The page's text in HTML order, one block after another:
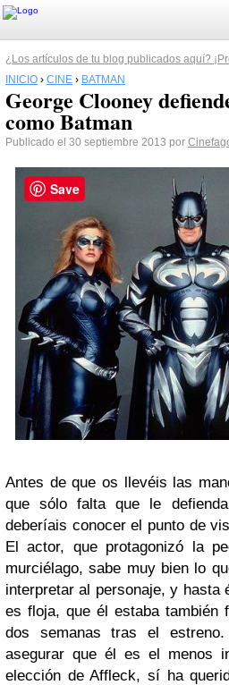
¿Los artículos de tu blog publicados aquí?
INICIO › CINE › BATMAN
George Clooney
como Batman
Publicado el 30 septiembre 2013 por
Antes de que os llevéis las
que sólo falta que le
deberíais conocer el punto de
El actor, que protagonizó la
murciélago, sabe muy bien lo
interpretar al personaje, y hasta
es floja, que él estaba también
dos semanas tras el
asegurar que él es el menos
elección de Affleck, sí ha
Save